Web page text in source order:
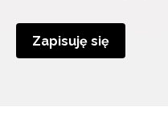
Zapisuję się